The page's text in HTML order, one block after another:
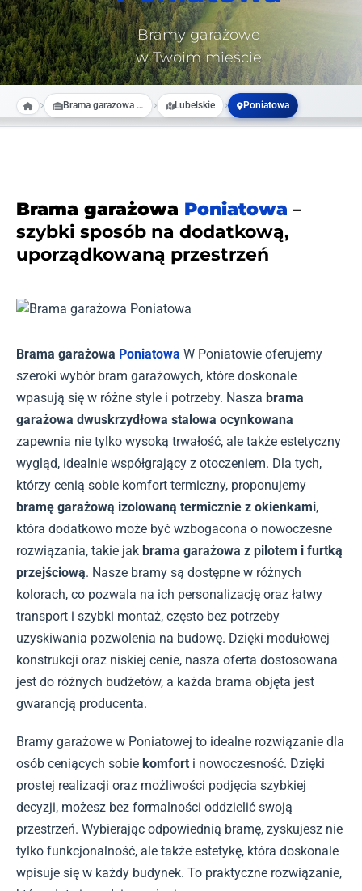
Bramy garażowe
w Twoim mieście
Brama garazowa na wymiar Lubelskie Poniatowa
Brama garażowa Poniatowa –
szybki sposób na dodatkową,
uporządkowaną przestrzeń
Brama garażowa Poniatowa W Poniatowie oferujemy
szeroki wybór bram garażowych, które doskonale
wpasują się w różne style i potrzeby. Nasza brama
garażowa dwuskrzydłowa stalowa ocynkowana
zapewnia nie tylko wysoką trwałość, ale także estetyczny
wygląd, idealnie współgrający z otoczeniem. Dla tych,
którzy cenią sobie komfort termiczny, proponujemy
bramę garażową izolowaną termicznie z okienkami,
która dodatkowo może być wzbogacona o nowoczesne
rozwiązania, takie jak brama garażowa z pilotem i furtką
przejściową. Nasze bramy są dostępne w różnych
kolorach, co pozwala na ich personalizację oraz łatwy
transport i szybki montaż, często bez potrzeby
uzyskiwania pozwolenia na budowę. Dzięki modułowej
konstrukcji oraz niskiej cenie, nasza oferta dostosowana
jest do różnych budżetów, a każda brama objęta jest
gwarancją producenta.
Bramy garażowe w Poniatowej to idealne rozwiązanie dla
osób ceniących sobie komfort i nowoczesność. Dzięki
prostej realizacji oraz możliwości podjęcia szybkiej
decyzji, możesz bez formalności oddzielić swoją
przestrzeń. Wybierając odpowiednią bramę, zyskujesz nie
tylko funkcjonalność, ale także estetykę, która doskonale
wpisuje się w każdy budynek. To praktyczne rozwiązanie,